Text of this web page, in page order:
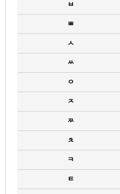
ㅂ
ㅃ
ㅅ
ㅆ
ㅇ
ㅈ
ㅉ
ㅊ
ㅋ
ㅌ